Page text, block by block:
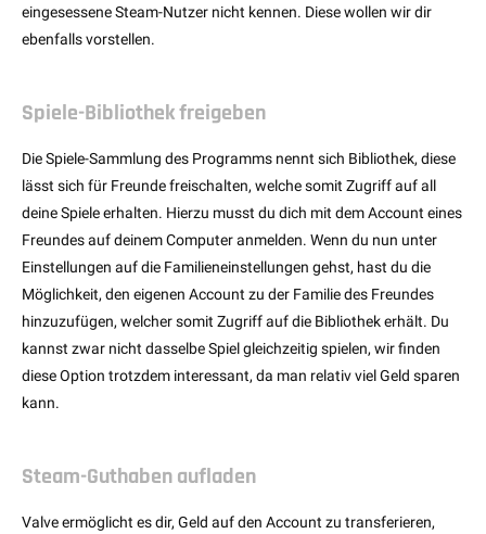
eingesessene Steam-Nutzer nicht kennen. Diese wollen wir dir
ebenfalls vorstellen.
Spiele-Bibliothek freigeben
Die Spiele-Sammlung des Programms nennt sich Bibliothek, diese
lässt sich für Freunde freischalten, welche somit Zugriff auf all
deine Spiele erhalten. Hierzu musst du dich mit dem Account eines
Freundes auf deinem Computer anmelden. Wenn du nun unter
Einstellungen auf die Familieneinstellungen gehst, hast du die
Möglichkeit, den eigenen Account zu der Familie des Freundes
hinzuzufügen, welcher somit Zugriff auf die Bibliothek erhält. Du
kannst zwar nicht dasselbe Spiel gleichzeitig spielen, wir finden
diese Option trotzdem interessant, da man relativ viel Geld sparen
kann.
Steam-Guthaben aufladen
Valve ermöglicht es dir, Geld auf den Account zu transferieren,